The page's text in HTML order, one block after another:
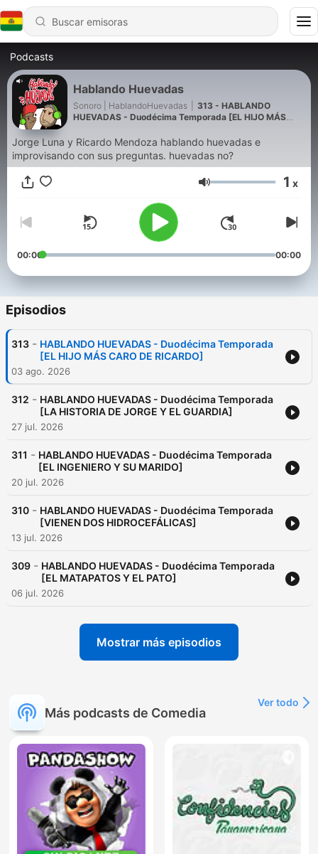
Podcasts
Hablando Huevadas
Sonoro | HablandoHuevadas
313 - HABLANDO
HUEVADAS - Duodécima Temporada [EL HIJO MÁS
Jorge Luna y Ricardo Mendoza hablando huevadas e
improvisando con sus preguntas. huevadas no?
Volumen 1 x
00:00 00:00
Episodios
313 - HABLANDO HUEVADAS - Duodécima Temporada
[EL HIJO MÁS CARO DE RICARDO]
03 ago. 2026
312 - HABLANDO HUEVADAS - Duodécima Temporada
[LA HISTORIA DE JORGE Y EL GUARDIA]
27 jul. 2026
311 - HABLANDO HUEVADAS - Duodécima Temporada
[EL INGENIERO Y SU MARIDO]
20 jul. 2026
310 - HABLANDO HUEVADAS - Duodécima Temporada
[VIENEN DOS HIDROCEFÁLICAS]
13 jul. 2026
309 - HABLANDO HUEVADAS - Duodécima Temporada
[EL MATAPATOS Y EL PATO]
06 jul. 2026
Mostrar más episodios
Más podcasts de Comedia
Ver todo